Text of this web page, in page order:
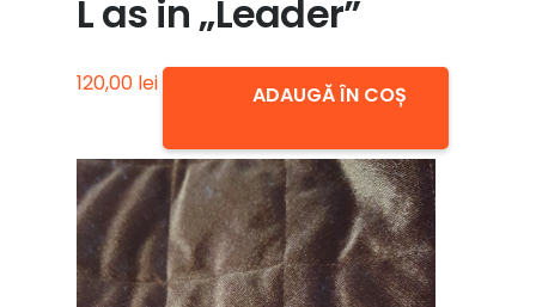
L as in „Leader”
120,00 lei ADAUGĂ ÎN COȘ